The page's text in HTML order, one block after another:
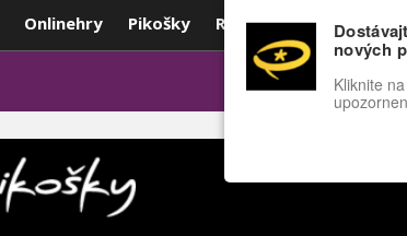
Onlinehry Pikošky Rozprávky Funny
POPULÁRNE FÓRUM
nových
Kliknite